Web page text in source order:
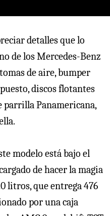
detalles que lo
de los Mercedes-Benz
de aire, bumper
discos flotantes
Panamericana,
modelo está bajo el
de hacer la magia
litros, que entrega 476
por una caja